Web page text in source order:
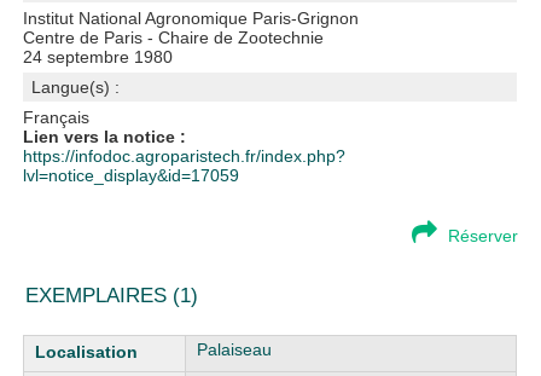
Institut National Agronomique Paris-Grignon
Centre de Paris - Chaire de Zootechnie
24 septembre 1980
Langue(s) :
Français
Lien vers la notice :
https://infodoc.agroparistech.fr/index.php?
lvl=notice_display&id=17059
Réserver
EXEMPLAIRES (1)
Liste des exemplaires Palaiseau